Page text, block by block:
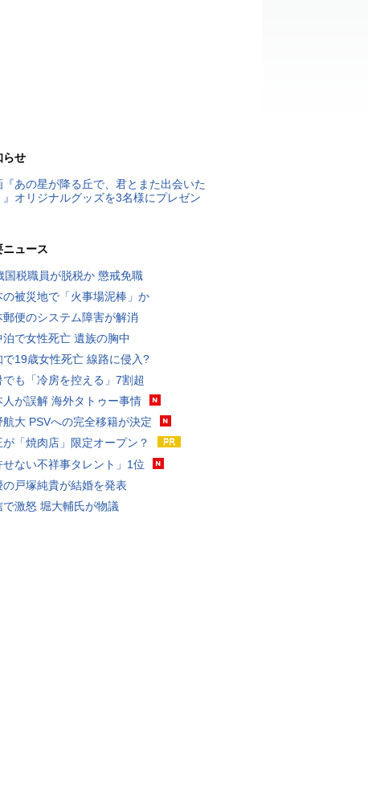
らせ
『あの星が降る丘で、君とまた出会いた
』オリジナルグッズを3名様にプレゼン
ニュース
国税職員が脱税か 懲戒免職
の被災地で「火事場泥棒」か
郵便のシステム障害が解消
泊で女性死亡 遺族の胸中
で19歳女性死亡 線路に侵入?
でも「冷房を控える」7割超
人が誤解 海外タトゥー事情
航大 PSVへの完全移籍が決定
が「焼肉店」限定オープン？
せない不祥事タレント」1位
の戸塚純貴が結婚を発表
で激怒 堀大輔氏が物議